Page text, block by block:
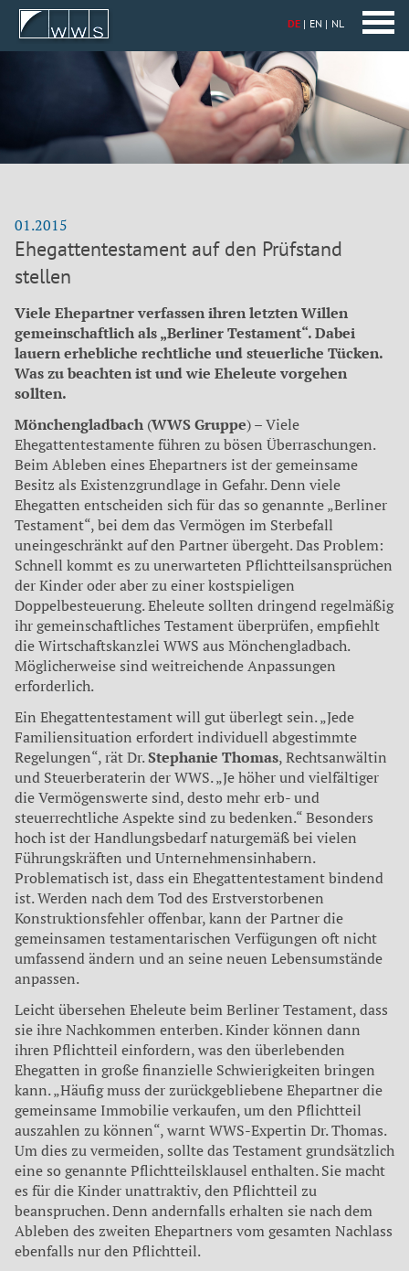
DE EN NL
01.2015
Ehegattentestament auf den Prüfstand
stellen
Viele Ehepartner verfassen ihren letzten Willen
gemeinschaftlich als „Berliner Testament“. Dabei
lauern erhebliche rechtliche und steuerliche Tücken.
Was zu beachten ist und wie Eheleute vorgehen
sollten.
Mönchengladbach (WWS Gruppe) – Viele
Ehegattentestamente führen zu bösen Überraschungen.
Beim Ableben eines Ehepartners ist der gemeinsame
Besitz als Existenzgrundlage in Gefahr. Denn viele
Ehegatten entscheiden sich für das so genannte „Berliner
Testament“, bei dem das Vermögen im Sterbefall
uneingeschränkt auf den Partner übergeht. Das Problem:
Schnell kommt es zu unerwarteten Pflichtteilsansprüchen
der Kinder oder aber zu einer kostspieligen
Doppelbesteuerung. Eheleute sollten dringend regelmäßig
ihr gemeinschaftliches Testament überprüfen, empfiehlt
die Wirtschaftskanzlei WWS aus Mönchengladbach.
Möglicherweise sind weitreichende Anpassungen
erforderlich.
Ein Ehegattentestament will gut überlegt sein. „Jede
Familiensituation erfordert individuell abgestimmte
Regelungen“, rät Dr.Stephanie Thomas, Rechtsanwältin
und Steuerberaterin der WWS. „Je höher und vielfältiger
die Vermögenswerte sind, desto mehr erb- und
steuerrechtliche Aspekte sind zu bedenken.“ Besonders
hoch ist der Handlungsbedarf naturgemäß bei vielen
Führungskräften und Unternehmensinhabern.
Problematisch ist, dass ein Ehegattentestament bindend
ist. Werden nach dem Tod des Erstverstorbenen
Konstruktionsfehler offenbar, kann der Partner die
gemeinsamen testamentarischen Verfügungen oft nicht
umfassend ändern und an seine neuen Lebensumstände
anpassen.
Leicht übersehen Eheleute beim Berliner Testament, dass
sie ihre Nachkommen enterben. Kinder können dann
ihren Pflichtteil einfordern, was den überlebenden
Ehegatten in große finanzielle Schwierigkeiten bringen
kann. „Häufig muss der zurückgebliebene Ehepartner die
gemeinsame Immobilie verkaufen, um den Pflichtteil
auszahlen zu können“, warnt WWS-Expertin Dr. Thomas.
Um dies zu vermeiden, sollte das Testament grundsätzlich
eine so genannte Pflichtteilsklausel enthalten. Sie macht
es für die Kinder unattraktiv, den Pflichtteil zu
beanspruchen. Denn andernfalls erhalten sie nach dem
Ableben des zweiten Ehepartners vom gesamten Nachlass
ebenfalls nur den Pflichtteil.